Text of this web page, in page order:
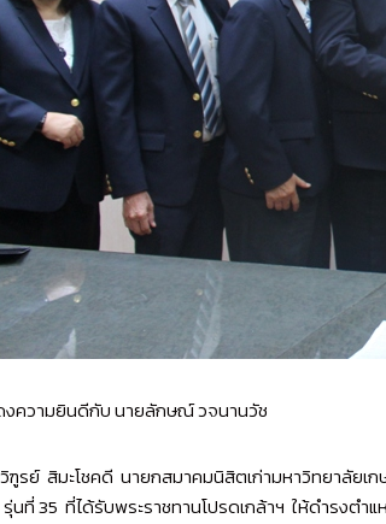
งความยินดีกับ นายลักษณ์ วจนานวัช
ฑูรย์ สิมะโชคดี นายกสมาคมนิสิตเก่ามหาวิทยาลัย
รุ่นที่ 35 ที่ได้รับพระราชทานโปรดเกล้าฯ ให้ดำรง